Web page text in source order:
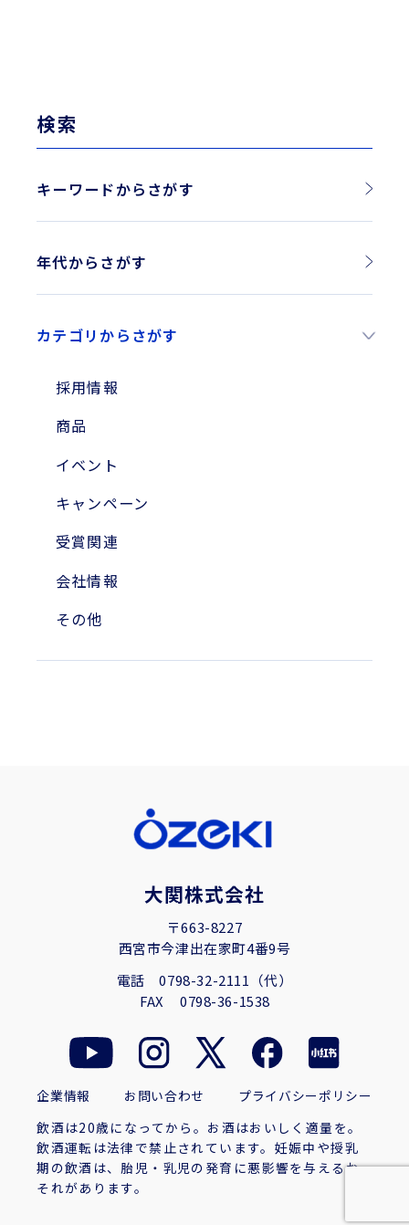
検索
キーワードからさがす
年代からさがす
2025年
2024年
2023年
2010年
2004年
カテゴリからさがす
採用情報
商品
イベント
キャンペーン
受賞関連
会社情報
その他
大関株式会社
〒663-8227
西宮市今津出在家町4番9号
電話0798-32-2111（代）
FAX 0798-36-1538
飲酒は20歳になってから。お酒はおいしく適量を。
飲酒運転は法律で禁止されています。妊娠中や授乳
期の飲酒は、胎児・乳児の発育に悪影響を与えるお
それがあります。
企業情報 お問い合わせ プライバシーポリシー